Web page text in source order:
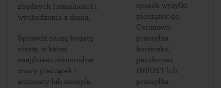
zbędnych formalności i
wychodzenia z domu.
Sprawdź naszą bogatą
ofertę, w której
znajdziesz różnorodne
wzory pieczątek i
automaty lub stemple.
sposób wysyłki
pieczątek do
Ceranowa:
przesyłka
kurierska,
paczkomat
INPOST lub
przesyłka